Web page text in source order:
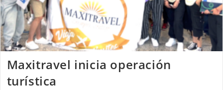
Maxitravel inicia operación
turística